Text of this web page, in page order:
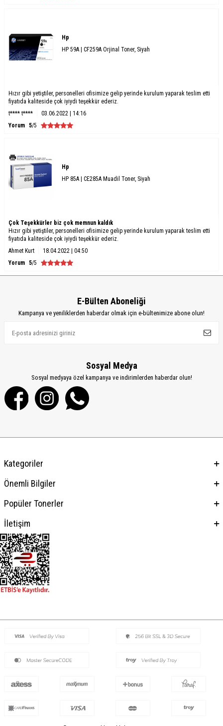
Hp
HP 59A | CF259A Orjinal Toner, Siyah
Hızır gibi yetiştiler, personelleri ofisimize gelip yerinde kurulum yaparak teslim etti
fiyatıda kaliteside çok iyiydi teşekkür ederiz.
t**** t****
03.06.2022 | 14:16
Yorum 5/5
Hp
HP 85A | CE285A Muadil Toner, Siyah
Çok Teşekkürler biz çok memnun kaldık
Hızır gibi yetiştiler, personelleri ofisimize gelip yerinde kurulum yaparak teslim etti
fiyatıda kaliteside çok iyiydi teşekkür ederiz.
Ahmet Kurt
18.04.2022 | 04:50
Yorum 5/5
E-Bülten Aboneliği
Kampanya ve yeniliklerden haberdar olmak için e-bültenimize abone olun!
Sosyal Medya
Sosyal medyaya özel kampanya ve indirimlerden haberdar olun!
Kategoriler
Önemli Bilgiler
Popüler Tonerler
İletişim